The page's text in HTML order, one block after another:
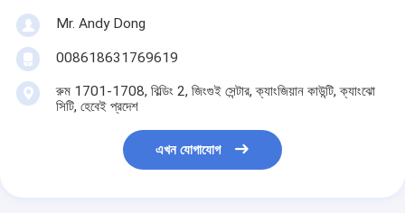
Mr. Andy Dong
008618631769619
রুম 1701-1708, বিল্ডিং 2, জিংগুই সেন্টার, ক্যাংজিয়ান কাউন্টি, ক্যাংঝো
সিটি, হেবেই প্রদেশ
এখন যোগাযোগ